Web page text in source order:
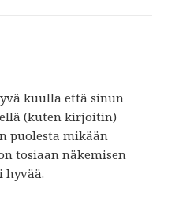
kuulla että sinun
(kuten kirjoitin)
puolesta mikään
tosiaan näkemisen
hyvää.